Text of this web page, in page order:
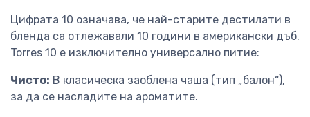
Цифрата 10 означава, че най-старите дестилати в
бленда са отлежавали 10 години в американски дъб.
Torres 10 е изключително универсално питие:
Чисто: В класическа заоблена чаша (тип „балон“),
за да се насладите на ароматите.